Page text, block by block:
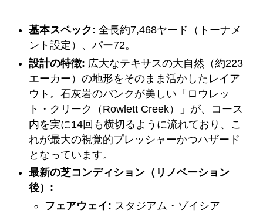
基本スペック: 全長約7,468ヤード（トーナメ
ント設定）、パー72。
設計の特徴: 広大なテキサスの大自然（約223
エーカー）の地形をそのまま活かしたレイア
ウト。石灰岩のバンクが美しい「ロウレッ
ト・クリーク（Rowlett Creek）」が、コース
内を実に14回も横切るように流れており、こ
れが最大の視覚的プレッシャーかつハザード
となっています。
最新の芝コンディション（リノベーション
後）:
フェアウェイ: スタジアム・ゾイシア